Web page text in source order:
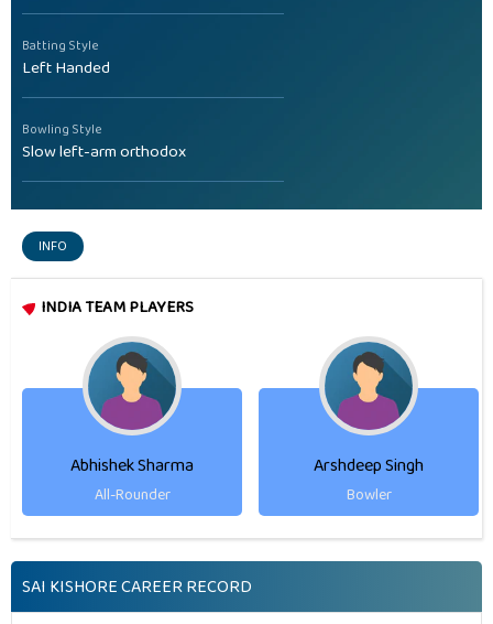
Batting Style
Left Handed
Bowling Style
Slow left-arm orthodox
INFO
INDIA TEAM PLAYERS
Abhishek Sharma
All-Rounder
Arshdeep Singh
Bowler
SAI KISHORE CAREER RECORD